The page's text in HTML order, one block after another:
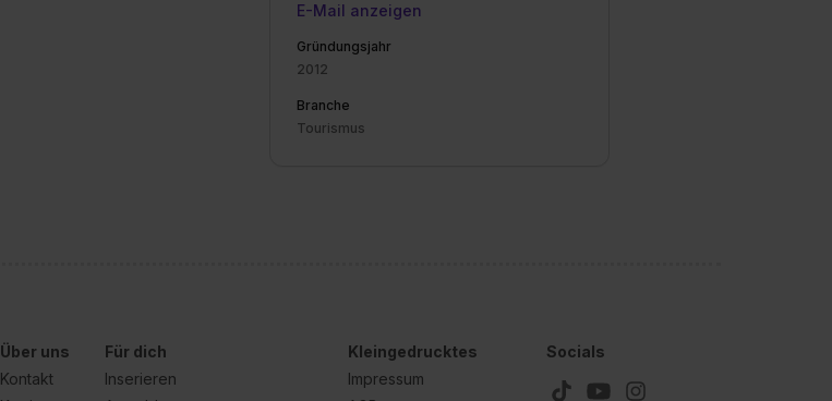
E-Mail anzeigen
Gründungsjahr
2012
Branche
Tourismus
Über uns
Kontakt
Für dich
Inserieren
Kleingedrucktes
Impressum
Socials